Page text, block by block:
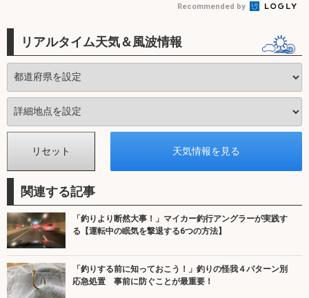
Recommended by
リアルタイム天気＆風波情報
関連する記事
「釣りより断然大事！」マイカー釣行アングラーが実践す
る【運転中の眠気を撃退する6つの方法】
「釣りする前に知っておこう！」釣りの怪我４パターン別
応急処置 事前に防ぐことが最重要！